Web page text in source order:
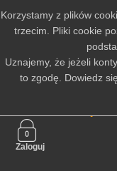
Nie
Zaloguj
Korzystamy z plików
trzecim. Pliki cookie
Uznajemy, że jeżeli
to zgodę. Dowiedz